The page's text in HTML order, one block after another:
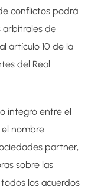
conflictos podrá
arbitrales de
artículo 10 de la
del Real
íntegro entre el
el nombre
partner,
sobre las
los acuerdos